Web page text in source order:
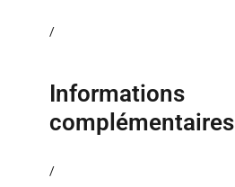
/
Informations
complémentaires
/